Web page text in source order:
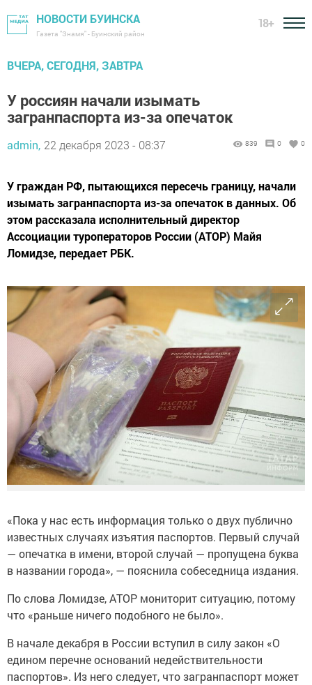
НОВОСТИ БУИНСКА
Газета "Знамя" - Буинский район
18+
ВЧЕРА, СЕГОДНЯ, ЗАВТРА
У россиян начали изымать
загранпаспорта из-за опечаток
admin, 22 декабря 2023 - 08:37 839 0 0
У граждан РФ, пытающихся пересечь границу, начали
изымать загранпаспорта из-за опечаток в данных. Об
этом рассказала исполнительный директор
Ассоциации туроператоров России (АТОР) Майя
Ломидзе, передает РБК.
«Пока у нас есть информация только о двух публично
известных случаях изъятия паспортов. Первый случай
— опечатка в имени, второй случай — пропущена буква
в названии города», — пояснила собеседница издания.
По слова Ломидзе, АТОР мониторит ситуацию, потому
что «раньше ничего подобного не было».
В начале декабря в России вступил в силу закон «О
едином перечне оснований недействительности
паспортов». Из него следует, что загранпаспорт может